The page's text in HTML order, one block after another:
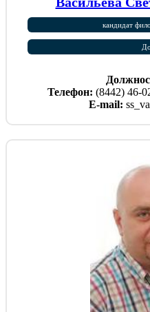
кандидат
Телефон: (8442) 46-
E-mail: